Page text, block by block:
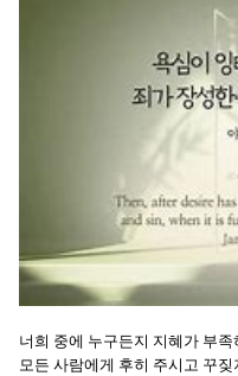
너희 중에 누구든지 지혜가 부족
모든 사람에게 후히 주시고 꾸짖